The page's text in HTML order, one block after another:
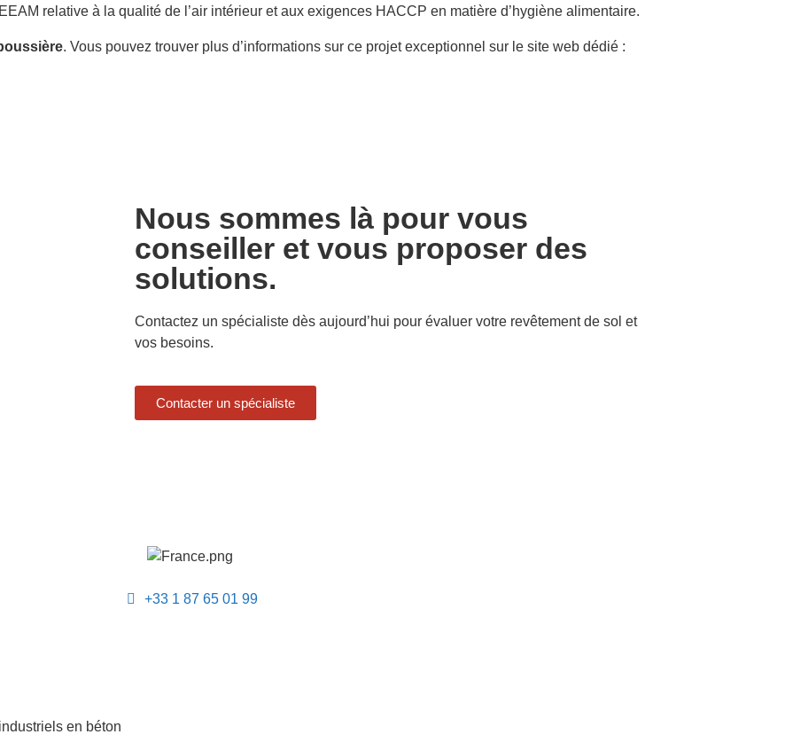
relative à la qualité de l’air intérieur et aux exigences HACCP en matière d’hygiène alimentaire.
. Vous pouvez trouver plus d’informations sur ce projet exceptionnel sur le site web dédié :
Nous sommes là pour vous
conseiller et vous proposer des
solutions.
Contactez un spécialiste dès aujourd’hui pour évaluer votre revêtement de sol et
vos besoins.
Contacter un spécialiste
+33 1 87 65 01 99
en béton